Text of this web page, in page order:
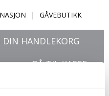
| GÅVEBUTIKK
DIN HANDLEKORG
GÅ TIL KASSE >